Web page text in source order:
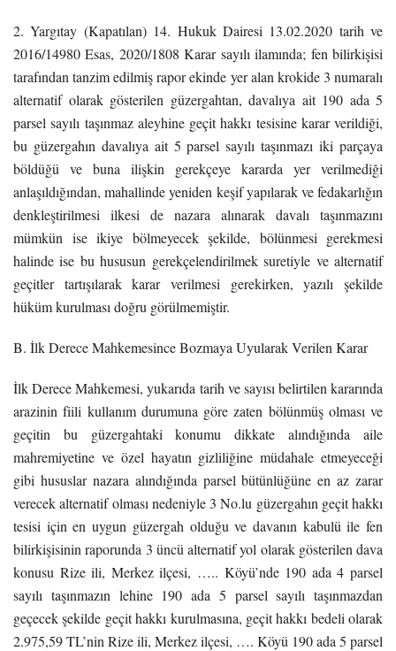
2. Yargıtay (Kapatılan) 14. Hukuk Dairesi 13.02.2020 tarih ve
2016/14980 Esas, 2020/1808 Karar sayılı ilamında; fen bilirkişisi
tarafından tanzim edilmiş rapor ekinde yer alan krokide 3 numaralı
alternatif olarak gösterilen güzergahtan, davalıya ait 190 ada 5
parsel sayılı taşınmaz aleyhine geçit hakkı tesisine karar verildiği,
bu güzergahın davalıya ait 5 parsel sayılı taşınmazı iki parçaya
böldüğü ve buna ilişkin gerekçeye kararda yer verilmediği
anlaşıldığından, mahallinde yeniden keşif yapılarak ve fedakarlığın
denkleştirilmesi ilkesi de nazara alınarak davalı taşınmazını
mümkün ise ikiye bölmeyecek şekilde, bölünmesi gerekmesi
halinde ise bu hususun gerekçelendirilmek suretiyle ve alternatif
geçitler tartışılarak karar verilmesi gerekirken, yazılı şekilde
hüküm kurulması doğru görülmemiştir.
B. İlk Derece Mahkemesince Bozmaya Uyularak Verilen Karar
İlk Derece Mahkemesi, yukarıda tarih ve sayısı belirtilen kararında
arazinin fiili kullanım durumuna göre zaten bölünmüş olması ve
geçitin bu güzergahtaki konumu dikkate alındığında aile
mahremiyetine ve özel hayatın gizliliğine müdahale etmeyeceği
gibi hususlar nazara alındığında parsel bütünlüğüne en az zarar
verecek alternatif olması nedeniyle 3 No.lu güzergahın geçit hakkı
tesisi için en uygun güzergah olduğu ve davanın kabulü ile fen
bilirkişisinin raporunda 3 üncü alternatif yol olarak gösterilen dava
konusu Rize ili, Merkez ilçesi, ….. Köyü’nde 190 ada 4 parsel
sayılı taşınmazın lehine 190 ada 5 parsel sayılı taşınmazdan
geçecek şekilde geçit hakkı kurulmasına, geçit hakkı bedeli olarak
2.975,59 TL’nin Rize ili, Merkez ilçesi, …. Köyü 190 ada 5 parsel